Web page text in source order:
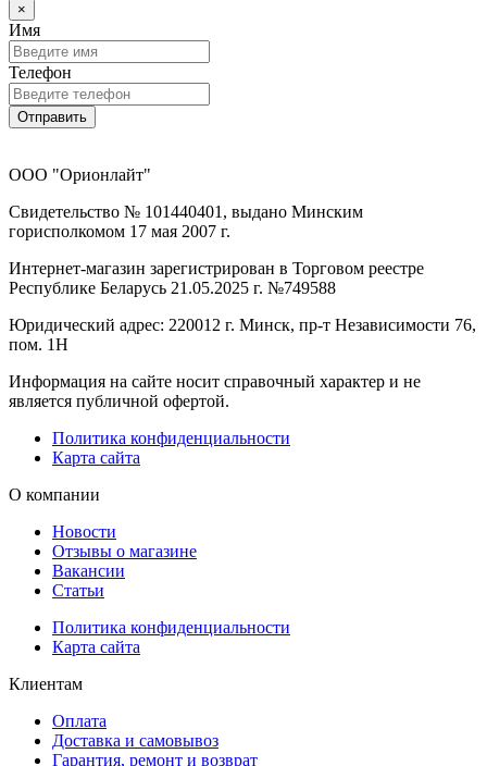
×
Имя
Телефон
Отправить
ООО "Орионлайт"
Свидетельство № 101440401, выдано Минским
горисполкомом 17 мая 2007 г.
Интернет-магазин зарегистрирован в Торговом реестре
Республике Беларусь 21.05.2025 г. №749588
Юридический адрес: 220012 г. Минск, пр-т Независимости 76,
пом. 1Н
Информация на сайте носит справочный характер и не
является публичной офертой.
Политика конфиденциальности
Карта сайта
О компании
Новости
Отзывы о магазине
Вакансии
Статьи
Политика конфиденциальности
Карта сайта
Клиентам
Оплата
Доставка и самовывоз
Гарантия, ремонт и возврат